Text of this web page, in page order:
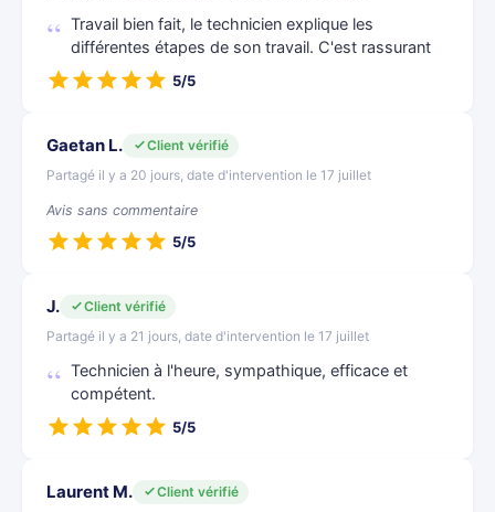
Travail bien fait, le technicien explique les
différentes étapes de son travail. C'est rassurant
5/5
Gaetan L.
Client vérifié
Partagé il y a 20 jours, date d'intervention le 17 juillet
Avis sans commentaire
5/5
J.
Client vérifié
Partagé il y a 21 jours, date d'intervention le 17 juillet
Technicien à l'heure, sympathique, efficace et
compétent.
5/5
Laurent M.
Client vérifié